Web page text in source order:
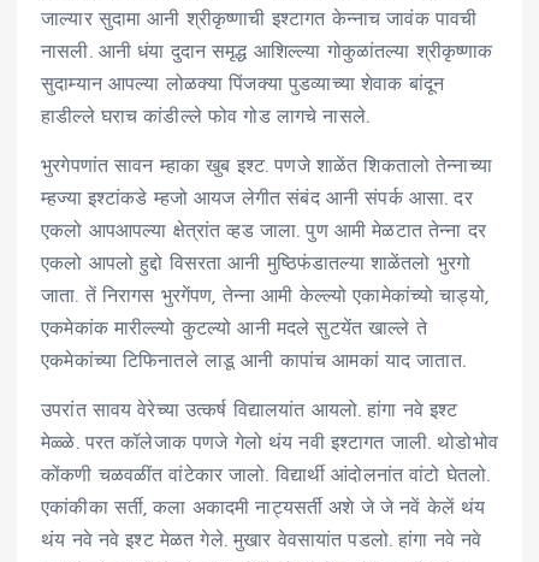
जाल्यार सुदामा आनी श्रीकृष्णाची इश्टागत केन्नाच जावंक पावची
नासली. आनी धंया दुदान समृद्ध आशिल्ल्या गोकुळांतल्या श्रीकृष्णाक
सुदाम्यान आपल्या लोळक्या पिंजक्या पुडव्याच्या शेवाक बांदून
हाडील्ले घराच कांडील्ले फोव गोड लागचे नासले.
भुरगेपणांत सावन म्हाका खुब इश्ट. पणजे शाळेंत शिकतालो तेन्नाच्या
म्हज्या इश्टांकडे म्हजो आयज लेगीत संबंद आनी संपर्क आसा. दर
एकलो आपआपल्या क्षेत्रांत व्हड जाला. पुण आमी मेळटात तेन्ना दर
एकलो आपलो हुद्दो विसरता आनी मुष्ठिफंडातल्या शाळेंतलो भुरगो
जाता. तें निरागस भुरगेंपण, तेन्ना आमी केल्ल्यो एकामेकांच्यो चाड्यो,
एकमेकांक मारील्ल्यो कुटल्यो आनी मदले सुटयेंत खाल्ले ते
एकमेकांच्या टिफिनातले लाडू आनी कापांच आमकां याद जातात.
उपरांत सावय वेरेच्या उत्कर्ष विद्यालयांत आयलो. हांगा नवे इश्ट
मेळ्ळे. परत कॉलेजाक पणजे गेलो थंय नवी इश्टागत जाली. थोडोभोव
कोंकणी चळवळींत वांटेकार जालो. विद्यार्थी आंदोलनांत वांटो घेतलो.
एकांकीका सर्ती, कला अकादमी नाट्यसर्ती अशे जे जे नवें केलें थंय
थंय नवे नवे इश्ट मेळत गेले. मुखार वेवसायांत पडलो. हांगा नवे नवे